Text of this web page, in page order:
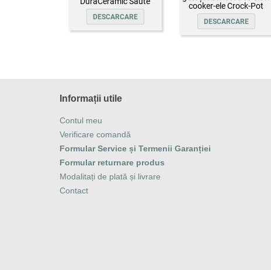
DESCARCARE
cooker-ele Crock-Pot
DESCARCARE
Informații utile
Contul meu
Verificare comandă
Formular Service și Termenii Garanției
Formular returnare produs
Modalitați de plată și livrare
Contact